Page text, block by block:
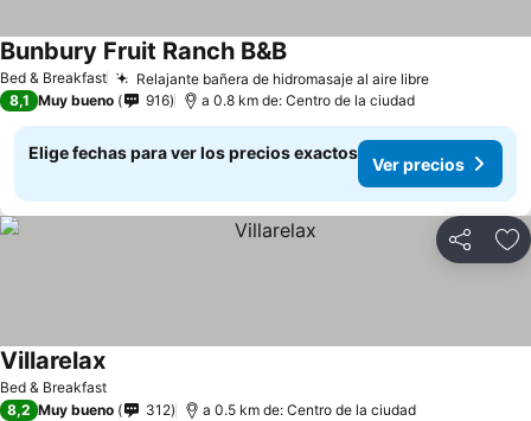
Bed & Breakfast Relajante bañera de hidromasaje al aire libreVer precios
Bunbury Fruit Ranch B&BVer precios
8,1 Muy bueno 916 a 0.8 km de: Centro de la ciudad
Elige fechas para ver los precios exactos
Ver precios
Compartir
Bed & Breakfast
VillarelaxVer precios
8,2 Muy bueno 312 a 0.5 km de: Centro de la ciudad